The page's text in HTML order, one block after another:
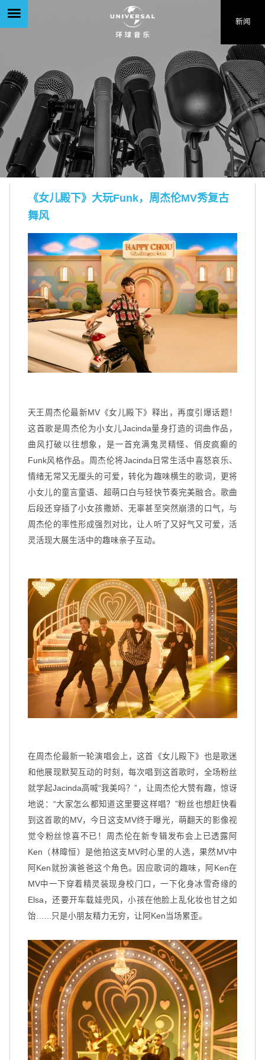
《女儿殿下》大玩Funk，周杰伦MV秀复古
舞风
天王周杰伦最新MV 《女儿殿下》 释出，再度引爆话题！
这首歌是周杰伦为小女儿Jacinda量身打造的词曲作品，
曲风打破以往想象，是一首充满鬼灵精怪、俏皮疯癫的
Funk风格作品。周杰伦将Jacinda日常生活中喜怒哀乐、
情绪无常又无厘头的可爱，转化为趣味横生的歌词，更将
小女儿的童言童语、超萌口白与轻快节奏完美融合。歌曲
后段还穿插了小女孩撒娇、无辜甚至突然崩溃的口气，与
周杰伦的率性形成强烈对比，让人听了又好气又可爱，活
灵活现大展生活中的趣味亲子互动。
在周杰伦最新一轮演唱会上，这首《女儿殿下》也是歌迷
和他展现默契互动的时刻，每次唱到这首歌时，全场粉丝
就学起Jacinda高喊“我美吗？”，让周杰伦大赞有趣，惊讶
地说：“大家怎么都知道这里要这样唱？”粉丝也想赶快看
到这首歌的MV，今日这支MV终于曝光，萌翻天的影像视
觉令粉丝惊喜不已！周杰伦在新专辑发布会上已透露阿
Ken（林暐恒）是他拍这支MV时心里的人选，果然MV中
阿Ken就扮演爸爸这个角色。因应歌词的趣味，阿Ken在
MV中一下穿着精灵装现身校门口，一下化身冰雪奇缘的
Elsa，还要开车载娃兜风，小孩在他脸上乱化妆也甘之如
饴…...只是小朋友精力无穷，让阿Ken当场累歪。
新闻